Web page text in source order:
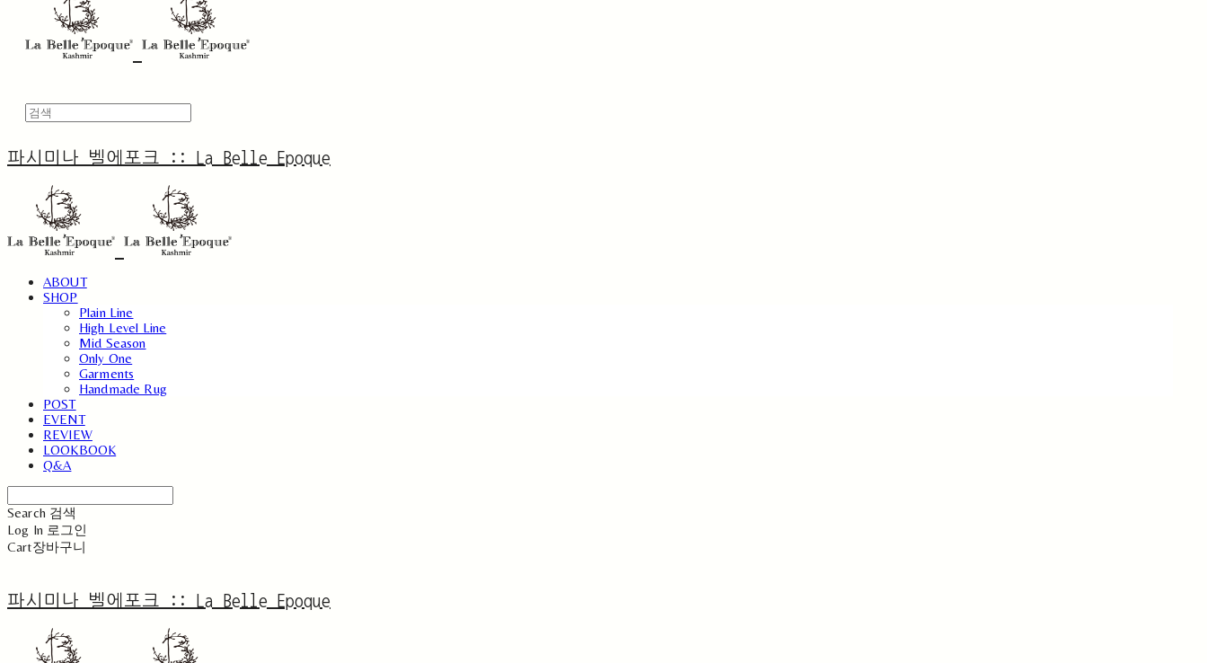
파시미나 벨에포크 :: La Belle Epoque
ABOUT
SHOP
Plain Line
High Level Line
Mid Season
Only One
Garments
Handmade Rug
POST
EVENT
REVIEW
LOOKBOOK
Q&A
Search 검색
Log In 로그인
Cart장바구니
파시미나 벨에포크 :: La Belle Epoque